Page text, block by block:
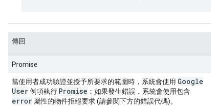
傳回
Promise
當使用者成功驗證並授予所要求的範圍時，系統會使用 Google
User例項執行 Promise ；如果發生錯誤，系統會使用包含
error 屬性的物件拒絕要求 (請參閱下方的錯誤代碼)。